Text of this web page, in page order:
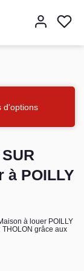
d'options
à POILLY
à louer POILLY
THOLON grâce aux